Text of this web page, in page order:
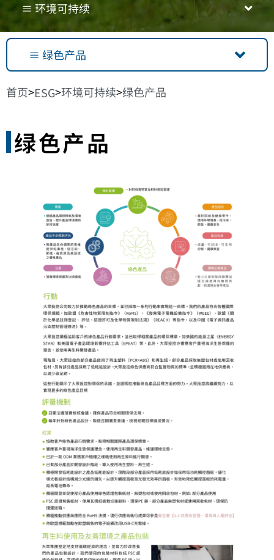
≡ 环境可持续
≡ 绿色产品
首页>ESG>环境可持续>绿色产品
绿色产品